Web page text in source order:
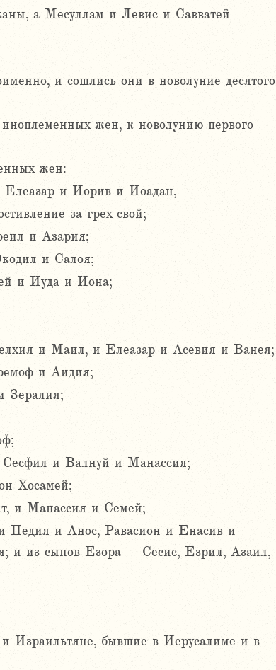
а Месуллам и Левис и Савватей
и сошлись они в новолуние десятого
жен, к новолунию первого
жен:
Елеазар и Иорив и Иоадан,
за грех свой;
и Азария;
и Салоя;
и Иуда и Иона;
и Маил, и Елеазар и Асевия и Ванея;
и Аидия;
Зералия;
и Валнуй и Манассия;
Хосамей;
и Манассия и Семей;
и Анос, Равасион и Енасив и
и из сынов Езора – Сесис, Езрил, Азаил,
Израильтяне, бывшие в Иерусалиме и в